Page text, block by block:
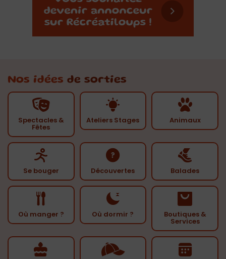
Nos idées de sorties
Spectacles &
Fêtes
Ateliers Stages Animaux
Se bouger Découvertes Balades
Où manger ? Où dormir ? Boutiques &
Services